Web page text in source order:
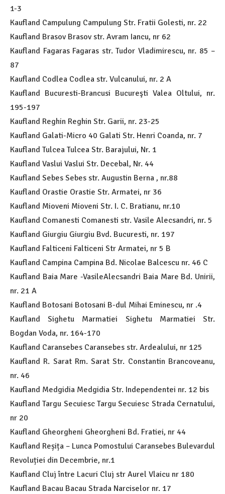
1-3
Kaufland Campulung Campulung Str. Fratii Golesti, nr. 22
Kaufland Brasov Brasov str. Avram Iancu, nr 62
Kaufland Fagaras Fagaras str. Tudor Vladimirescu, nr. 85 –
87
Kaufland Codlea Codlea str. Vulcanului, nr. 2 A
Kaufland Bucuresti-Brancusi Bucureşti Valea Oltului, nr.
195-197
Kaufland Reghin Reghin Str. Garii, nr. 23-25
Kaufland Galati-Micro 40 Galati Str. Henri Coanda, nr. 7
Kaufland Tulcea Tulcea Str. Barajului, Nr. 1
Kaufland Vaslui Vaslui Str. Decebal, Nr. 44
Kaufland Sebes Sebes str. Augustin Berna , nr.88
Kaufland Orastie Orastie Str. Armatei, nr 36
Kaufland Mioveni Mioveni Str. I. C. Bratianu, nr.10
Kaufland Comanesti Comanesti str. Vasile Alecsandri, nr. 5
Kaufland Giurgiu Giurgiu Bvd. Bucuresti, nr. 197
Kaufland Falticeni Falticeni Str Armatei, nr 5 B
Kaufland Campina Campina Bd. Nicolae Balcescu nr. 46 C
Kaufland Baia Mare -VasileAlecsandri Baia Mare Bd. Unirii,
nr. 21 A
Kaufland Botosani Botosani B-dul Mihai Eminescu, nr .4
Kaufland Sighetu Marmatiei Sighetu Marmatiei Str.
Bogdan Voda, nr. 164-170
Kaufland Caransebes Caransebes str. Ardealului, nr 125
Kaufland R. Sarat Rm. Sarat Str. Constantin Brancoveanu,
nr. 46
Kaufland Medgidia Medgidia Str. Independentei nr. 12 bis
Kaufland Targu Secuiesc Targu Secuiesc Strada Cernatului,
nr 20
Kaufland Gheorgheni Gheorgheni Bd. Fratiei, nr 44
Kaufland Reșița – Lunca Pomostului Caransebes Bulevardul
Revoluției din Decembrie, nr.1
Kaufland Cluj între Lacuri Cluj str Aurel Vlaicu nr 180
Kaufland Bacau Bacau Strada Narciselor nr. 17